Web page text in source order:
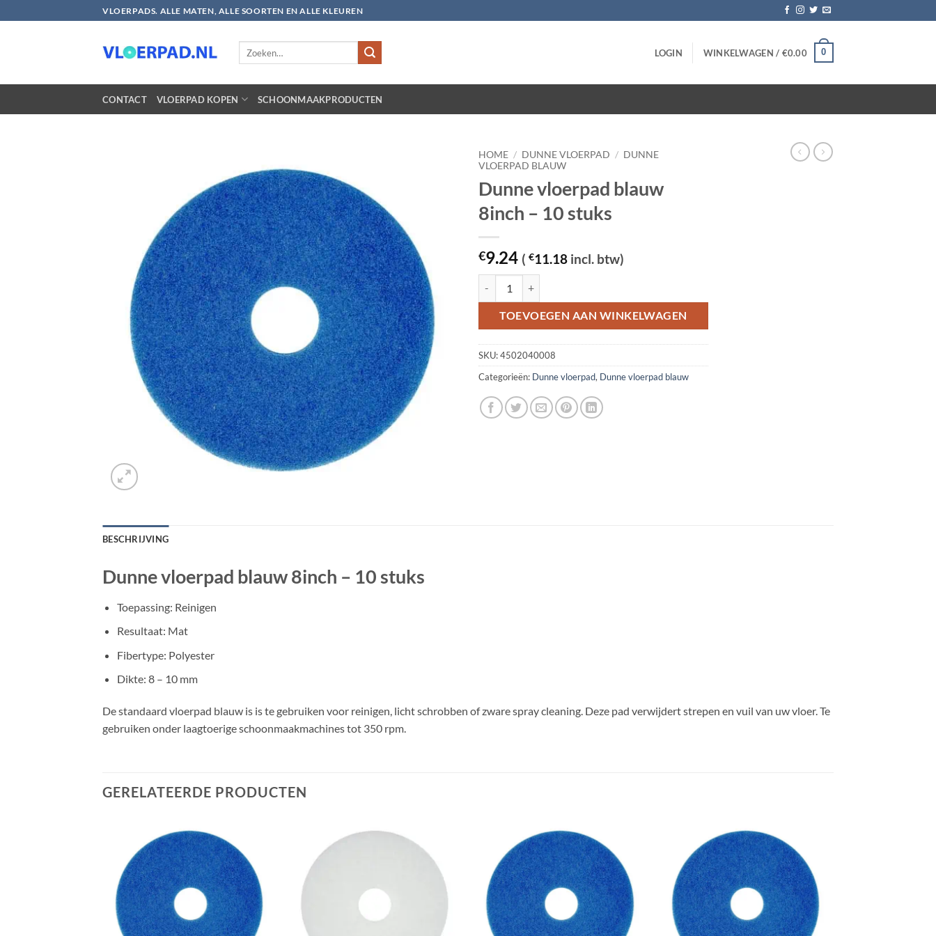
naar
VLOERPADS. ALLE MATEN, ALLE SOORTEN EN ALLE KLEUREN
LOGIN WINKELWAGEN / €0.00 0
CONTACT VLOERPAD KOPEN SCHOONMAAKPRODUCTEN
HOME / DUNNE VLOERPAD / DUNNE
VLOERPAD BLAUW
Dunne vloerpad blauw
8inch – 10 stuks
€9.24 ( €11.18 incl. btw)
TOEVOEGEN AAN WINKELWAGEN
SKU:4502040008
Categorieën: Dunne vloerpad, Dunne vloerpad blauw
BESCHRIJVING
Dunne vloerpad blauw 8inch – 10 stuks
Toepassing: Reinigen
Resultaat: Mat
Fibertype: Polyester
Dikte: 8 – 10 mm
De standaard vloerpad blauw is is te gebruiken voor reinigen, licht schrobben of zware spray cleaning. Deze pad verwijdert strepen en vuil van uw vloer. Te
gebruiken onder laagtoerige schoonmaakmachines tot 350 rpm.
GERELATEERDE PRODUCTEN